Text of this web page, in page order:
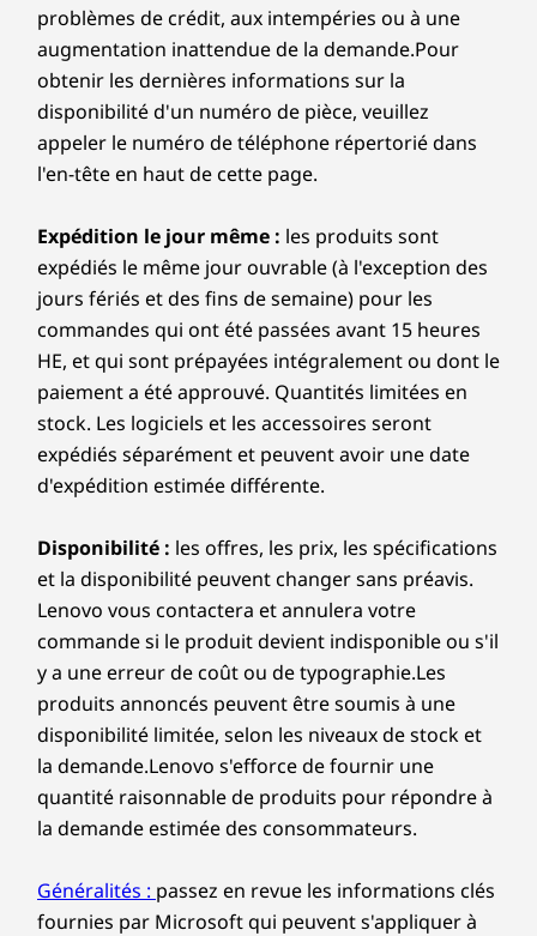
problèmes de crédit, aux intempéries ou à une
augmentation inattendue de la demande.Pour
obtenir les dernières informations sur la
disponibilité d'un numéro de pièce, veuillez
appeler le numéro de téléphone répertorié dans
l'en-tête en haut de cette page.
Expédition le jour même : les produits sont
expédiés le même jour ouvrable (à l'exception des
jours fériés et des fins de semaine) pour les
commandes qui ont été passées avant 15 heures
HE, et qui sont prépayées intégralement ou dont le
paiement a été approuvé. Quantités limitées en
stock. Les logiciels et les accessoires seront
expédiés séparément et peuvent avoir une date
d'expédition estimée différente.
Disponibilité : les offres, les prix, les spécifications
et la disponibilité peuvent changer sans préavis.
Lenovo vous contactera et annulera votre
commande si le produit devient indisponible ou s'il
y a une erreur de coût ou de typographie.Les
produits annoncés peuvent être soumis à une
disponibilité limitée, selon les niveaux de stock et
la demande.Lenovo s'efforce de fournir une
quantité raisonnable de produits pour répondre à
la demande estimée des consommateurs.
Généralités : passez en revue les informations clés
fournies par Microsoft qui peuvent s'appliquer à